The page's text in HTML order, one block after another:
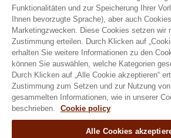
BE 0437.115.256 - RPR Antwerpen
E. info@hobbyfirst.com
T. +32 3 640 35 50
Folgen sie uns
Funktionalitäten und zur Speicherung Ihrer
Ihnen bevorzugte Sprache), aber auch
Marketingzwecken. Diese Cookies setzen wir
Zustimmung erteilen. Durch Klicken auf
erhalten Sie weitere Informationen zu den
können Sie auswählen, welche Kategorien
Durch Klicken auf „Alle Cookie akzeptieren“
Zustimmung zum Setzen und zur Nutzung
gesammelten Informationen, wie in unserer
beschrieben.
Cookie policy
Alle Cookies